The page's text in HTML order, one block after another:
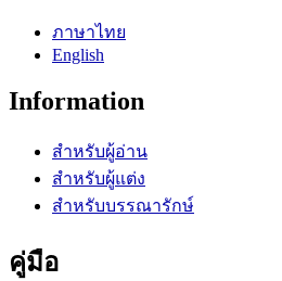
ภาษาไทย
English
Information
สำหรับผู้อ่าน
สำหรับผู้แต่ง
สำหรับบรรณารักษ์
คู่มือ